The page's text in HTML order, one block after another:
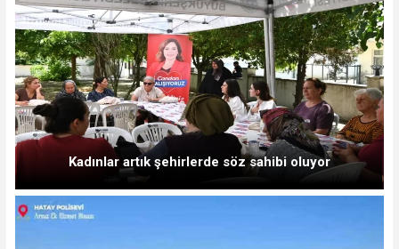
Kadınlar artık şehirlerde söz sahibi oluyor